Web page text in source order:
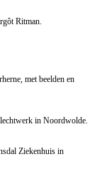
Ritman.
met beelden en
in Noordwolde.
Ziekenhuis in